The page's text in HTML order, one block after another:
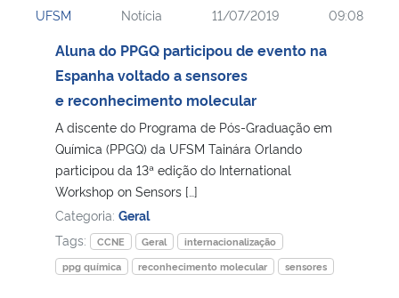
Ministério da Cidadania
Ministério de Minas e Energia
Ministério da Ciência, Tecnologia, Inovações e Comunicações
Ministério do Meio Ambiente
Ministério do Turismo
UFSM Notícia 11/07/2019 09:08
Aluna do PPGQ participou de evento na
Espanha voltado a sensores
e reconhecimento molecular
A discente do Programa de Pós-Graduação em
Química (PPGQ) da UFSM Tainára Orlando
participou da 13ª edição do International
Workshop on Sensors […]
Categoria: Geral
Tags:
CCNE Geral
internacionalização
ppg química
reconhecimento molecular sensores